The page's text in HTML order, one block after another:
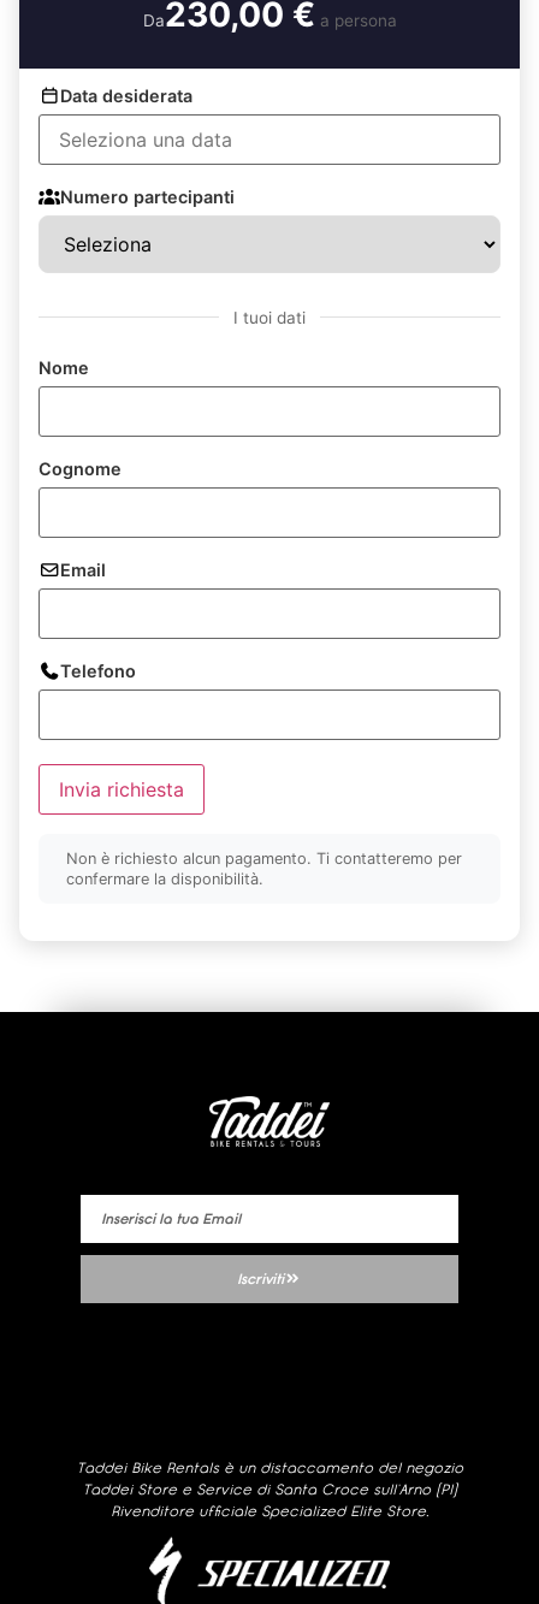
Da230,00 € a persona
Data desiderata
Numero partecipanti
I tuoi dati
Nome
Cognome
Email
Telefono
Invia richiesta
Non è richiesto alcun pagamento. Ti contatteremo per
confermare la disponibilità.
Iscriviti
Taddei Bike Rentals è un distaccamento del negozio
Taddei Store e Service di Santa Croce sull’Arno (PI)
Rivenditore ufficiale Specialized Elite Store.